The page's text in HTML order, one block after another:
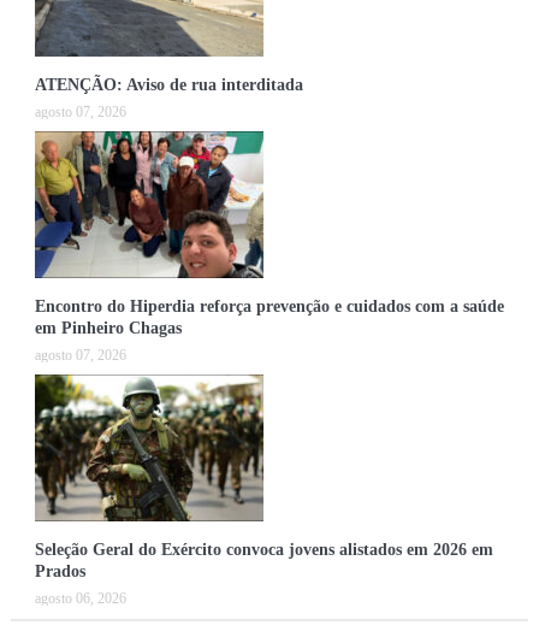
ATENÇÃO: Aviso de rua interditada
agosto 07, 2026
Encontro do Hiperdia reforça prevenção e cuidados com a saúde
em Pinheiro Chagas
agosto 07, 2026
Seleção Geral do Exército convoca jovens alistados em 2026 em
Prados
agosto 06, 2026